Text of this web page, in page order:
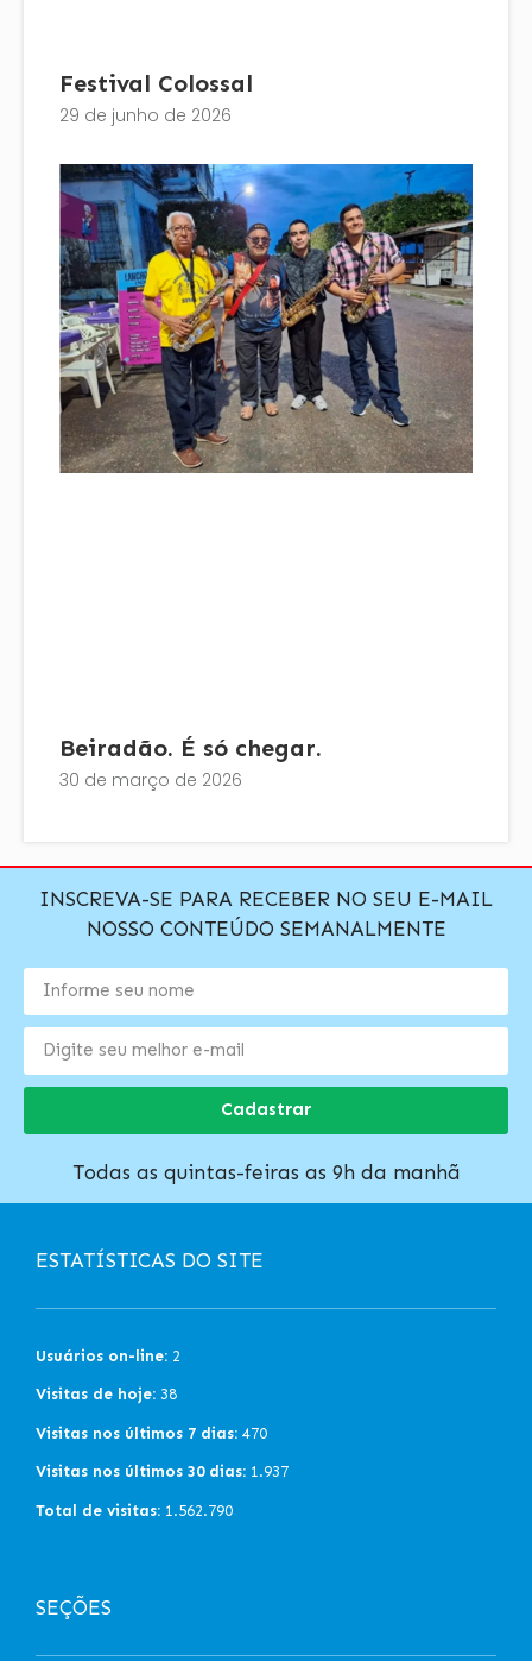
Festival Colossal
29 de junho de 2026
Beiradão. É só chegar.
30 de março de 2026
INSCREVA-SE PARA RECEBER NO SEU E-MAIL
NOSSO CONTEÚDO SEMANALMENTE
Cadastrar
Todas as quintas-feiras as 9h da manhã
ESTATÍSTICAS DO SITE
Usuários on-line: 2
Visitas de hoje: 38
Visitas nos últimos 7 dias: 470
Visitas nos últimos 30 dias: 1.937
Total de visitas: 1.562.790
SEÇÕES